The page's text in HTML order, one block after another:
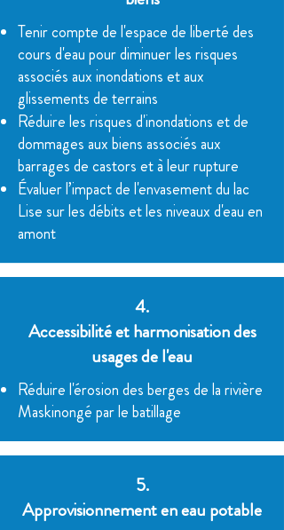
Tenir compte de l'espace de liberté des
cours d'eau pour diminuer les risques
associés aux inondations et aux
glissements de terrains
Réduire les risques d'inondations et de
dommages aux biens associés aux
barrages de castors et à leur rupture
Évaluer l’impact de l'envasement du lac
Lise sur les débits et les niveaux d'eau en
amont
4.
Accessibilité et harmonisation des
usages de l'eau
Réduire l'érosion des berges de la rivière
Maskinongé par le batillage
5.
Approvisionnement en eau potable